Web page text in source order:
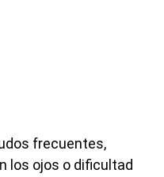
frecuentes,
los ojos o dificultad